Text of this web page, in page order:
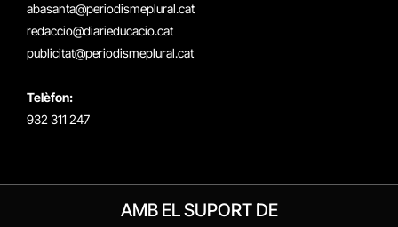
abasanta@periodismeplural.cat
redaccio@diarieducacio.cat
publicitat@periodismeplural.cat
Telèfon:
932 311 247
AMB EL SUPORT DE